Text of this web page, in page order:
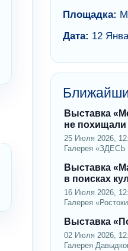
Площадка:
Дата: 12
Выставка
не похищали
25 Июля 2026,
Галерея «ЗДЕСЬ
Выставка
в поисках
16 Июля 2026,
Галерея
Выставка
02 Июля 2026,
Галерея